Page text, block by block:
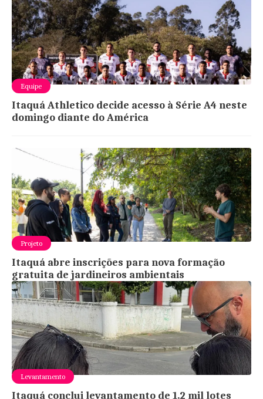
Equipe
Itaquá Athletico decide acesso à Série A4 neste
domingo diante do América
Projeto
Itaquá abre inscrições para nova formação
gratuita de jardineiros ambientais
Levantamento
Itaquá conclui levantamento de 1,2 mil lotes